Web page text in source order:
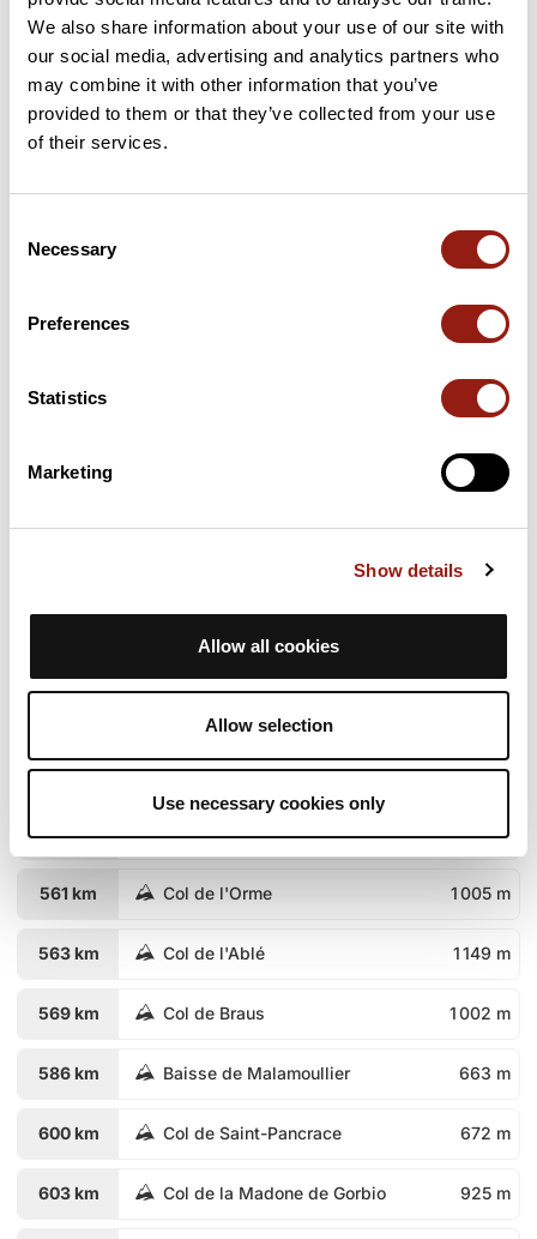
We also share information about your use of our site with
our social media, advertising and analytics partners who
may combine it with other information that you’ve
provided to them or that they’ve collected from your use
of their services.
Selection
Necessary
Preferences
Statistics
Marketing
Show details
Allow all cookies
Allow selection
Use necessary cookies only
Lombarda m
368 km Col de la Couillole 1 678 m
376 km Col de Sainte-Anne 1 551 m
1 662 m
830 m
460 km 1 017 m
469 km Col de Vé Gautier 1 099 m
Collet des Sausses
555 km Baisse de la Cabanette 1 372 m
560 km Pas de l'Escous 1 008 m
561 km Col de l'Orme 1 005 m
563 km Col de l'Ablé 1 149 m
569 km Col de Braus 1 002 m
586 km Baisse de Malamoullier 663 m
600 km Col de Saint-Pancrace 672 m
603 km Col de la Madone de Gorbio 925 m